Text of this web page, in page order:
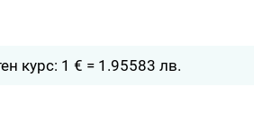
курс: 1 € = 1.95583 лв.